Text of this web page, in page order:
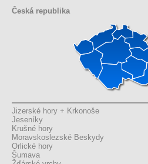
Česká republika
Jizerské hory + Krkonoše
Jeseníky
Krušné hory
Moravskoslezské Beskydy
Orlické hory
Šumava